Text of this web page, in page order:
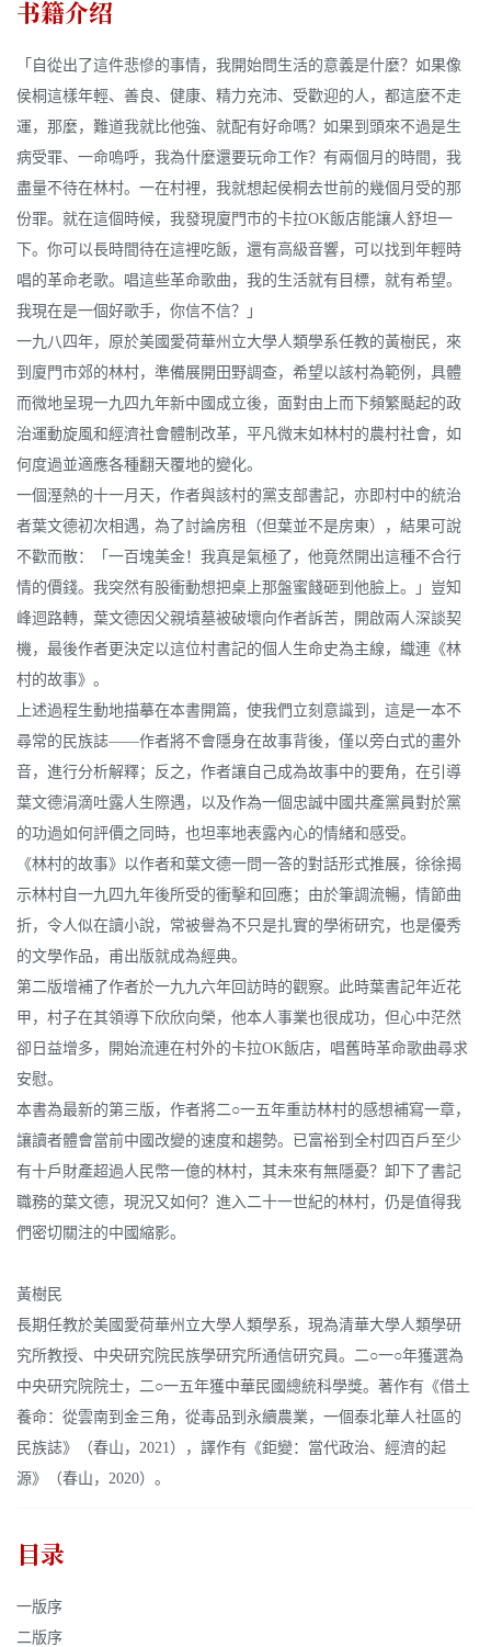
书籍介绍
「自從出了這件悲慘的事情，我開始問生活的意義是什麼？如果像
侯桐這樣年輕、善良、健康、精力充沛、受歡迎的人，都這麼不走
運，那麼，難道我就比他強、就配有好命嗎？如果到頭來不過是生
病受罪、一命嗚呼，我為什麼還要玩命工作？有兩個月的時間，我
盡量不待在林村。一在村裡，我就想起侯桐去世前的幾個月受的那
份罪。就在這個時候，我發現廈門市的卡拉OK飯店能讓人舒坦一
下。你可以長時間待在這裡吃飯，還有高級音響，可以找到年輕時
唱的革命老歌。唱這些革命歌曲，我的生活就有目標，就有希望。
我現在是一個好歌手，你信不信？」
一九八四年，原於美國愛荷華州立大學人類學系任教的黃樹民，來
到廈門市郊的林村，準備展開田野調查，希望以該村為範例，具體
而微地呈現一九四九年新中國成立後，面對由上而下頻繁颳起的政
治運動旋風和經濟社會體制改革，平凡微末如林村的農村社會，如
何度過並適應各種翻天覆地的變化。
一個溼熱的十一月天，作者與該村的黨支部書記，亦即村中的統治
者葉文德初次相遇，為了討論房租（但葉並不是房東），結果可說
不歡而散：「一百塊美金！我真是氣極了，他竟然開出這種不合行
情的價錢。我突然有股衝動想把桌上那盤蜜餞砸到他臉上。」豈知
峰迴路轉，葉文德因父親墳墓被破壞向作者訴苦，開啟兩人深談契
機，最後作者更決定以這位村書記的個人生命史為主線，織連《林
村的故事》。
上述過程生動地描摹在本書開篇，使我們立刻意識到，這是一本不
尋常的民族誌——作者將不會隱身在故事背後，僅以旁白式的畫外
音，進行分析解釋；反之，作者讓自己成為故事中的要角，在引導
葉文德涓滴吐露人生際遇，以及作為一個忠誠中國共產黨員對於黨
的功過如何評價之同時，也坦率地表露內心的情緒和感受。
《林村的故事》以作者和葉文德一問一答的對話形式推展，徐徐揭
示林村自一九四九年後所受的衝擊和回應；由於筆調流暢，情節曲
折，令人似在讀小說，常被譽為不只是扎實的學術研究，也是優秀
的文學作品，甫出版就成為經典。
第二版增補了作者於一九九六年回訪時的觀察。此時葉書記年近花
甲，村子在其領導下欣欣向榮，他本人事業也很成功，但心中茫然
卻日益增多，開始流連在村外的卡拉OK飯店，唱舊時革命歌曲尋求
安慰。
本書為最新的第三版，作者將二○一五年重訪林村的感想補寫一章，
讓讀者體會當前中國改變的速度和趨勢。已富裕到全村四百戶至少
有十戶財產超過人民幣一億的林村，其未來有無隱憂？卸下了書記
職務的葉文德，現況又如何？進入二十一世紀的林村，仍是值得我
們密切關注的中國縮影。
黃樹民
長期任教於美國愛荷華州立大學人類學系，現為清華大學人類學研
究所教授、中央研究院民族學研究所通信研究員。二○一○年獲選為
中央研究院院士，二○一五年獲中華民國總統科學獎。著作有《借土
養命：從雲南到金三角，從毒品到永續農業，一個泰北華人社區的
民族誌》（春山，2021），譯作有《鉅變：當代政治、經濟的起
源》（春山，2020）。
目录
一版序
二版序